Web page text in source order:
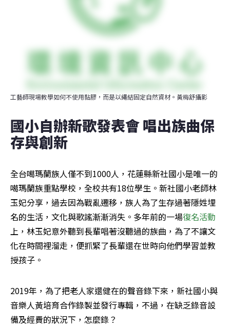
工藝師現場教學如何不使用黏膠，而是以繩結固定自然資材。黃梅舒攝影
國小自辦新歌發表會 唱出族曲保
存與創新
全台噶瑪蘭族人僅不到1000人，花蓮縣新社國小是唯一的
噶瑪蘭族重點學校，全校共有18位學生。新社國小老師林
玉妃分享，過去因為戰亂遷移，族人為了生存過著隱姓埋
名的生活，文化與歌謠漸漸消失。多年前的一場復名活動
上，林玉妃意外聽到長輩唱著沒聽過的族曲，為了不讓文
化在時間裡溜走，便抓緊了長輩還在世時向他們學習並教
授孩子。
2019年，為了把老人家還健在的聲音錄下來，新社國小與
音樂人黃培育合作錄製並發行專輯，不過，在缺乏錄音設
備及經費的狀況下，怎麼錄？